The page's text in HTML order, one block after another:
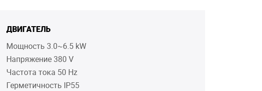
ДВИГАТЕЛЬ
Мощность 3.0~6.5 kW
Напряжение 380 V
Частота тока 50 Hz
Герметичность IP55